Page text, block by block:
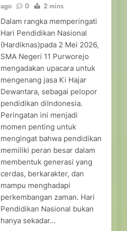
ago
0 2 mins
Dalam rangka memperingati
Hari Pendidikan Nasional
(Hardiknas)pada 2 Mei 2026,
SMA Negeri 11 Purworejo
mengadakan upacara untuk
mengenang jasa Ki Hajar
Dewantara, sebagai pelopor
pendidikan diIndonesia.
Peringatan ini menjadi
momen penting untuk
mengingat bahwa pendidikan
memiliki peran besar dalam
membentuk generasi yang
cerdas, berkarakter, dan
mampu menghadapi
perkembangan zaman. Hari
Pendidikan Nasional bukan
hanya sekadar…